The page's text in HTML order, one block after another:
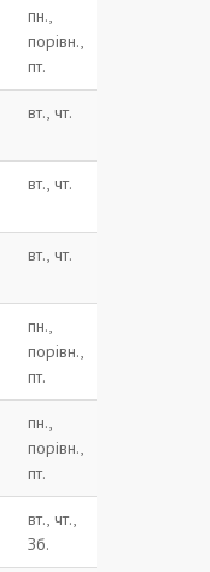
пн.,
порівн.,
пт.
вт., чт.
вт., чт.
вт., чт.
пн.,
порівн.,
пт.
пн.,
порівн.,
пт.
вт., чт.,
Зб.